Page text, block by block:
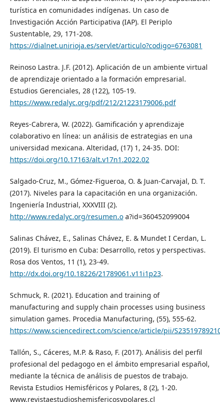
turística en comunidades indígenas. Un caso de
Investigación Acción Participativa (IAP). El Periplo
Sustentable, 29, 171-208.
https://dialnet.unirioja.es/servlet/articulo?codigo=6763081
Reinoso Lastra. J.F. (2012). Aplicación de un ambiente virtual
de aprendizaje orientado a la formación empresarial.
Estudios Gerenciales, 28 (122), 105-19.
https://www.redalyc.org/pdf/212/21223179006.pdf
Reyes-Cabrera, W. (2022). Gamificación y aprendizaje
colaborativo en línea: un análisis de estrategias en una
universidad mexicana. Alteridad, (17) 1, 24-35. DOI:
https://doi.org/10.17163/alt.v17n1.2022.02
Salgado-Cruz, M., Gómez-Figueroa, O. & Juan-Carvajal, D. T.
(2017). Niveles para la capacitación en una organización.
Ingeniería Industrial, XXXVIII (2).
http://www.redalyc.org/resumen.oa?id=360452099004
Salinas Chávez, E., Salinas Chávez, E. & Mundet I Cerdan, L.
(2019). El turismo en Cuba: Desarrollo, retos y perspectivas.
Rosa dos Ventos, 11 (1), 23-49.
http://dx.doi.org/10.18226/21789061.v11i1p23.
Schmuck, R. (2021). Education and training of
manufacturing and supply chain processes using business
simulation games. Procedia Manufacturing, (55), 555-62.
https://www.sciencedirect.com/science/article/pii/
Tallón, S., Cáceres, M.P. & Raso, F. (2017). Análisis del perfil
profesional del pedagogo en el ámbito empresarial español,
mediante la técnica de análisis de puestos de trabajo.
Revista Estudios Hemisféricos y Polares, 8 (2), 1-20.
www.revistaestudioshemisfericosypolares.cl